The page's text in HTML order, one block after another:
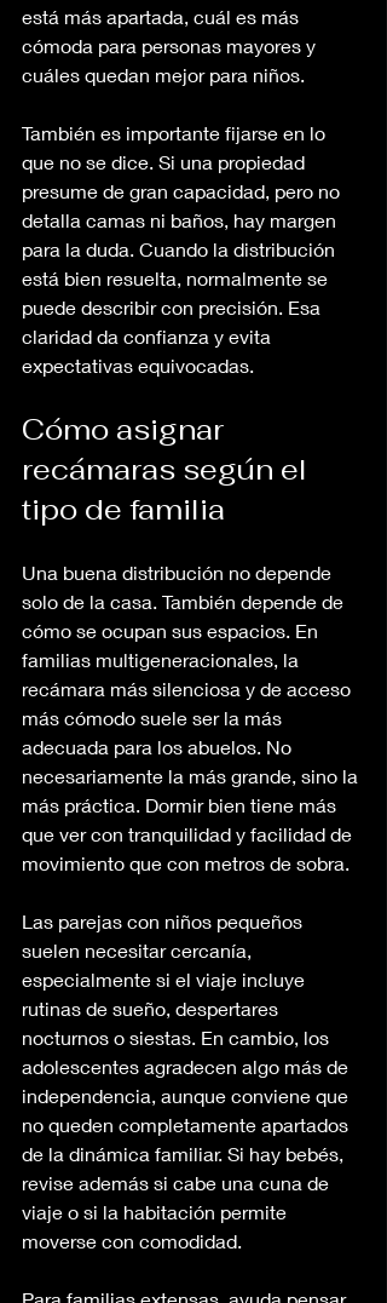
está más apartada, cuál es más
cómoda para personas mayores y
cuáles quedan mejor para niños.
También es importante fijarse en lo
que no se dice. Si una propiedad
presume de gran capacidad, pero no
detalla camas ni baños, hay margen
para la duda. Cuando la distribución
está bien resuelta, normalmente se
puede describir con precisión. Esa
claridad da confianza y evita
expectativas equivocadas.
Cómo asignar
recámaras según el
tipo de familia
Una buena distribución no depende
solo de la casa. También depende de
cómo se ocupan sus espacios. En
familias multigeneracionales, la
recámara más silenciosa y de acceso
más cómodo suele ser la más
adecuada para los abuelos. No
necesariamente la más grande, sino la
más práctica. Dormir bien tiene más
que ver con tranquilidad y facilidad de
movimiento que con metros de sobra.
Las parejas con niños pequeños
suelen necesitar cercanía,
especialmente si el viaje incluye
rutinas de sueño, despertares
nocturnos o siestas. En cambio, los
adolescentes agradecen algo más de
independencia, aunque conviene que
no queden completamente apartados
de la dinámica familiar. Si hay bebés,
revise además si cabe una cuna de
viaje o si la habitación permite
moverse con comodidad.